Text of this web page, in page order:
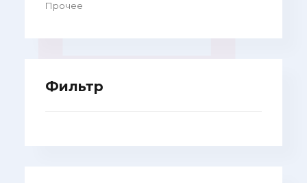
Прочее
Фильтр